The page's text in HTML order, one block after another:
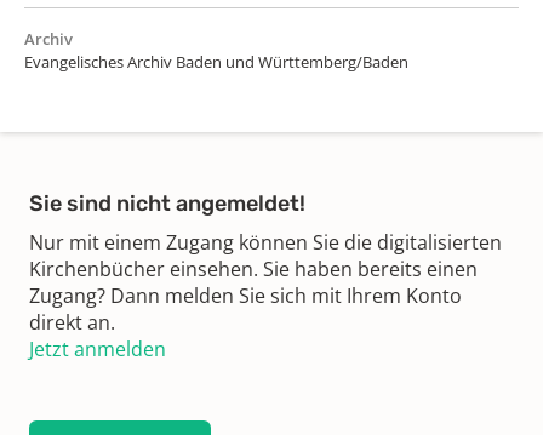
Archiv
Evangelisches Archiv Baden und Württemberg/Baden
Sie sind nicht angemeldet!
Nur mit einem Zugang können Sie die digitalisierten
Kirchenbücher einsehen. Sie haben bereits einen
Zugang? Dann melden Sie sich mit Ihrem Konto
direkt an.
Jetzt anmelden